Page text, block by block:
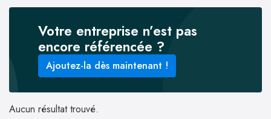
Votre entreprise n’est pas
encore référencée ?
Ajoutez-la dès maintenant !
Aucun résultat trouvé.